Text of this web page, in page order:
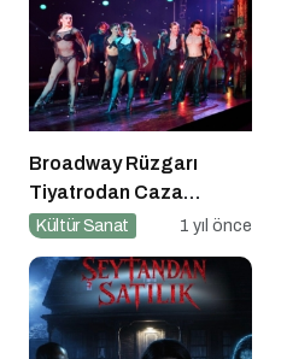
Broadway Rüzgarı
Tiyatrodan Caza
Dopdolu Bir Program
Kültür Sanat 1 yıl önce